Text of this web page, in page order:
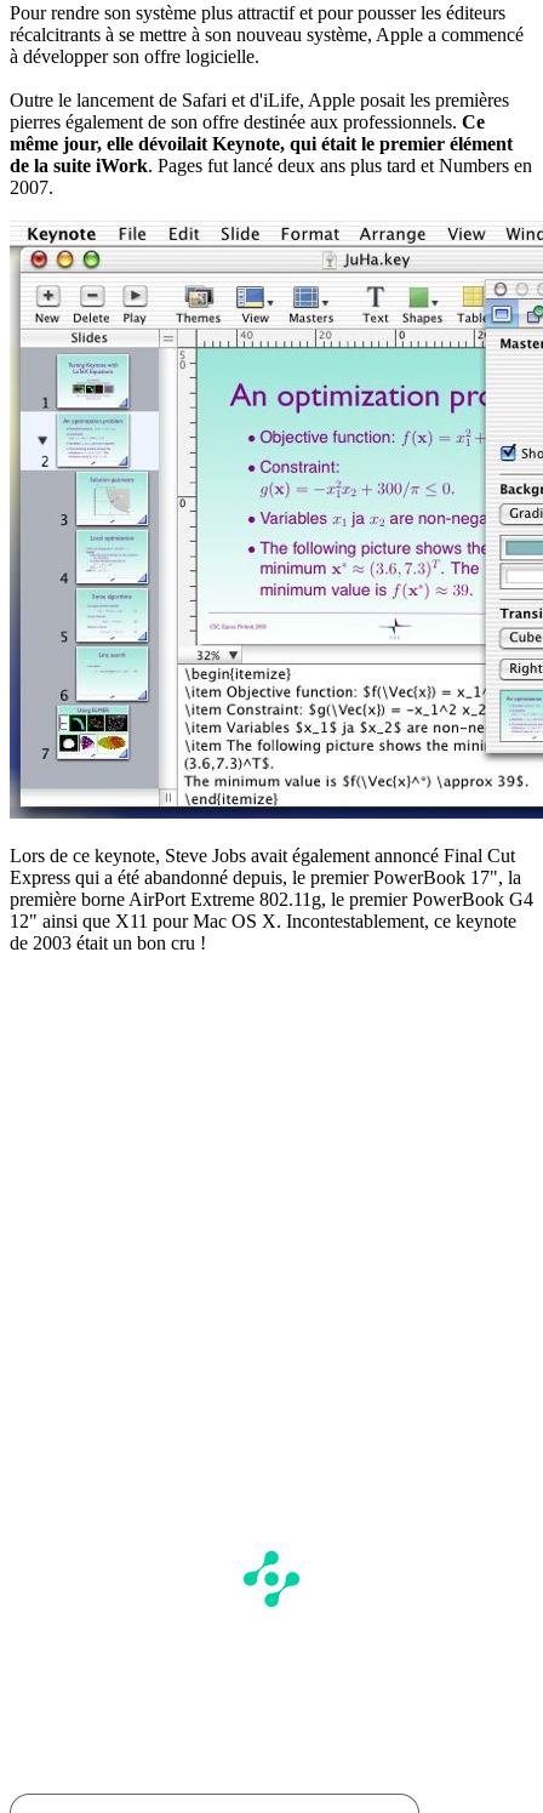
Pour rendre son système plus attractif et pour pousser les éditeurs
récalcitrants à se mettre à son nouveau système, Apple a commencé
à développer son offre logicielle.
Outre le lancement de Safari et d'iLife, Apple posait les premières
pierres également de son offre destinée aux professionnels. Ce
même jour, elle dévoilait Keynote, qui était le premier élément
de la suite iWork. Pages fut lancé deux ans plus tard et Numbers en
2007.
Lors de ce keynote, Steve Jobs avait également annoncé Final Cut
Express qui a été abandonné depuis, le premier PowerBook 17", la
première borne AirPort Extreme 802.11g, le premier PowerBook G4
12" ainsi que X11 pour Mac OS X. Incontestablement, ce keynote
de 2003 était un bon cru !